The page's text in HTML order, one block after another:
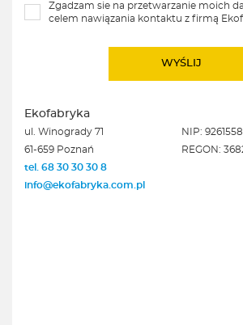
Zgadzam sie na przetwarzanie moich
celem nawiązania kontaktu z firmą
Ekofabryka
ul. Winogrady 71
61-659 Poznań
tel. 68 30 30 30 8
info@ekofabryka.com.pl
NIP:
REGON: